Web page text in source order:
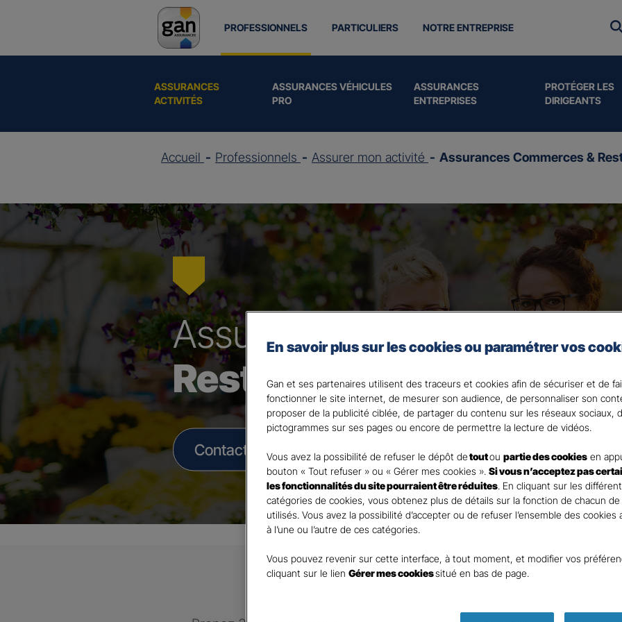
PROFESSIONNELS
ASSURANCES
ACTIVITÉS
ASSURANCES VÉHICULES
PRO
ASSURANCES
ENTREPRISES
PROTÉGER LES
DIRIGEANTS
PARTICULIERS NOTRE ENTREPRISE
Accueil Professionnels Assurer mon activité Assurances Commerces &
AssurancesCommerces
Restaurants
Contacter un Agent
DEMANDE DE DEVIS
En savoir plus sur les cookies ou paramétrer vos
Gan et ses partenaires utilisent des traceurs et cookies afin de sécuriser et de
fonctionner le site internet, de mesurer son audience, de personnaliser son
proposer de la publicité ciblée, de partager du contenu sur les réseaux sociaux,
pictogrammes sur ses pages ou encore de permettre la lecture de vidéos.
Vous avez la possibilité de refuser le dépôt detoutou partie des cookies en
bouton « Tout refuser » ou « Gérer mes cookies ». Si vous n’acceptez pas
les fonctionnalités du site pourraient être réduites. En cliquant sur les
catégories de cookies, vous obtenez plus de détails sur la fonction de chacun
utilisés. Vous avez la possibilité d’accepter ou de refuser l’ensemble des cookies
à l’une ou l’autre de ces catégories.
Vous pouvez revenir sur cette interface, à tout moment, et modifier vos
cliquant sur le lien Gérer mes cookiessitué en bas de page.